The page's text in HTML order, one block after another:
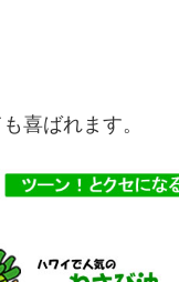
喜ばれます。